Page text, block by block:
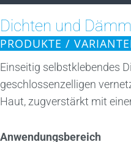
Dichten und
PRODUKTE /
Einseitig selbstklebendes
geschlossenzelligen
Haut, zugverstärkt mit
Anwendungsbereich